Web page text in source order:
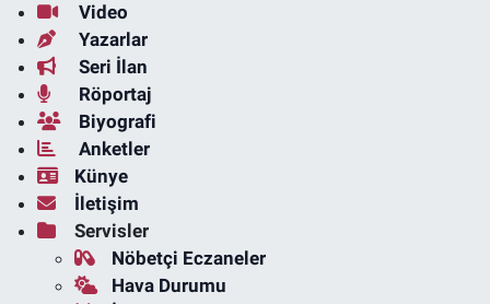
Video
Yazarlar
Seri İlan
Röportaj
Biyografi
Anketler
Künye
İletişim
Servisler
Nöbetçi Eczaneler
Hava Durumu